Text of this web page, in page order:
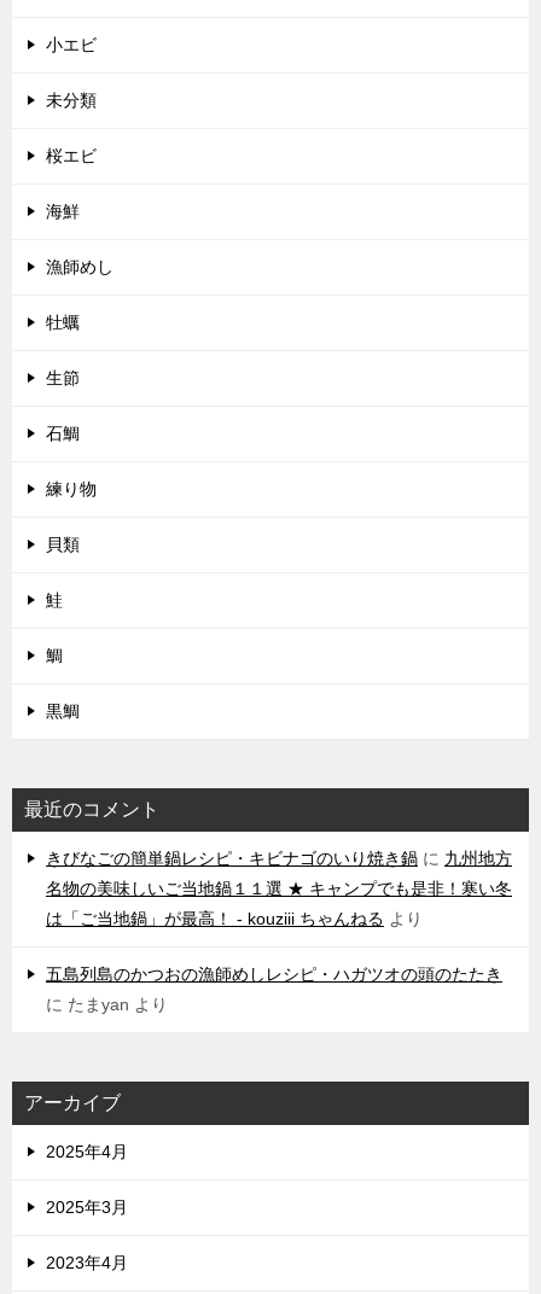
小エビ
未分類
桜エビ
海鮮
漁師めし
牡蠣
生節
石鯛
練り物
貝類
鮭
鯛
黒鯛
最近のコメント
きびなごの簡単鍋レシピ・キビナゴのいり焼き鍋 に 九州地方
名物の美味しいご当地鍋１１選 ★ キャンプでも是非！寒い冬
は「ご当地鍋」が最高！ - kouziii ちゃんねる より
五島列島のかつおの漁師めしレシピ・ハガツオの頭のたたき
に たまyan より
アーカイブ
2025年4月
2025年3月
2023年4月